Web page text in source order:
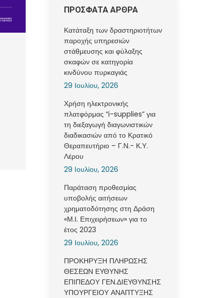
ΠΡΟΣΦΑΤΑ ΑΡΘΡΑ
Κατάταξη των δραστηριοτήτων
παροχής υπηρεσιών
στάθμευσης και φύλαξης
σκαφών σε κατηγορία
κινδύνου πυρκαγιάς
29 Ιουλίου, 2026
Χρήση ηλεκτρονικής
πλατφόρμας “i-supplies” για
τη διεξαγωγή διαγωνιστικών
διαδικασιών από το Κρατικό
Θεραπευτήριο – Γ.Ν.- Κ.Υ.
Λέρου
29 Ιουλίου, 2026
Παράταση προθεσμίας
υποβολής αιτήσεων
χρηματοδότησης στη Δράση
«Μ.Ι. Επιχειρήσεων» για το
έτος 2023
29 Ιουλίου, 2026
ΠΡΟΚΗΡΥΞΗ ΠΛΗΡΩΣΗΣ
ΘΕΣΕΩΝ ΕΥΘΥΝΗΣ
ΕΠΙΠΕΔΟΥ ΓΕΝ.ΔΙΕΥΘΥΝΣΗΣ
ΥΠΟΥΡΓΕΙΟΥ ΑΝΑΠΤΥΞΗΣ